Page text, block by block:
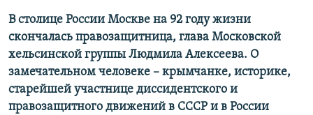
В столице России Москве на 92 году жизни
скончалась правозащитница, глава Московской
хельсинской группы Людмила Алексеева. О
замечательном человеке – крымчанке, историке,
старейшей участнице диссидентского и
правозащитного движений в СССР и в России